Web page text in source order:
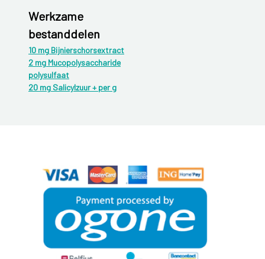
Werkzame
bestanddelen
10 mg Bijnierschorsextract
2 mg Mucopolysaccharide
polysulfaat
20 mg Salicylzuur + per g